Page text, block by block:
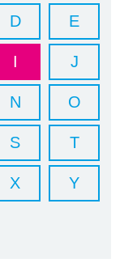
D E
I J
N O
S T
X Y